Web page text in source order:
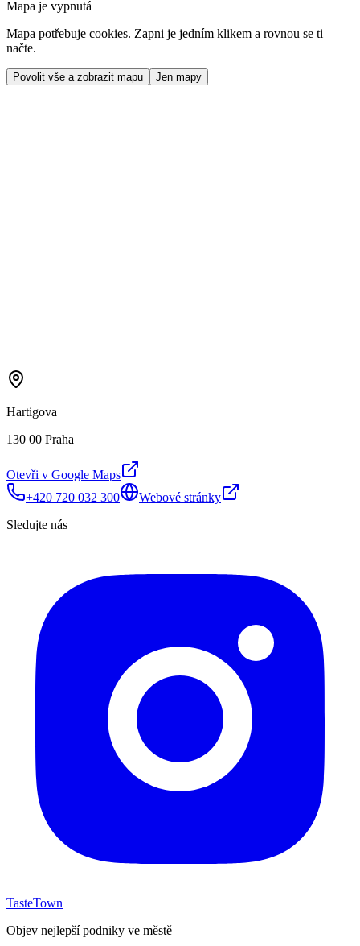
Mapa je vypnutá
Mapa potřebuje cookies. Zapni je jedním klikem a rovnou se ti
načte.
Povolit vše a zobrazit mapu Jen mapy
Hartigova
130 00 Praha
Otevři v Google Maps
+420 720 032 300
Webové stránky
Sledujte nás
TasteTown
Objev nejlepší podniky ve městě